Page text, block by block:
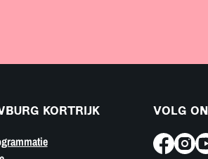
KORTRIJK VOLG